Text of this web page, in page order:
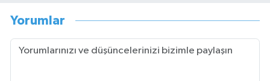
Yorumlar